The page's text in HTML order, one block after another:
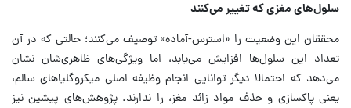
سلول‌های مغزی که تغییر می‌کنند
محققان این وضعیت را «استرس‌-آماده» توصیف می‌کنند؛ حالتی که در آن
تعداد این سلول‌ها افزایش می‌یابد، اما ویژگی‌های ظاهری‌شان نشان
می‌دهد که احتمالا دیگر توانایی انجام وظیفه اصلی میکروگلیاهای سالم،
یعنی پاکسازی و حذف مواد زائد مغز، را ندارند. پژوهش‌های پیشین نیز